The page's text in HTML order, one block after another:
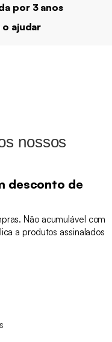
por 3 anos
ajudar
nossos
desconto de
Não acumulável com
a produtos assinalados